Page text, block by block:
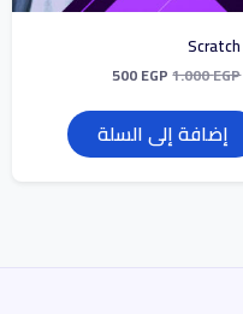
Scratch
1.000EGP
500EGP
إضافة إلى السلة